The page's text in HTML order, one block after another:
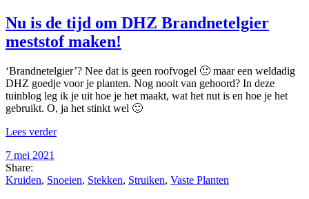
Nu is de tijd om DHZ Brandnetelgier
meststof maken!
‘Brandnetelgier’? Nee dat is geen roofvogel 🙂 maar een weldadig
DHZ goedje voor je planten. Nog nooit van gehoord? In deze
tuinblog leg ik je uit hoe je het maakt, wat het nut is en hoe je het
gebruikt. O, ja het stinkt wel 🙂
Lees verder
7 mei 2021
Share:
Kruiden, Snoeien, Stekken, Struiken, Vaste Planten